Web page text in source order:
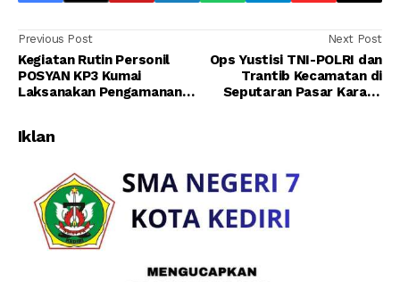
Previous Post
Kegiatan Rutin Personil
POSYAN KP3 Kumai
Laksanakan Pengamanan
Next Post
Ops Yustisi TNI-POLRI dan
Trantib Kecamatan di
Seputaran Pasar Karang
Iklan